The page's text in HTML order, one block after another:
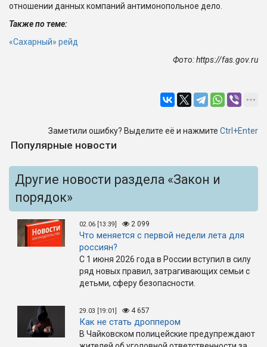
отношении данных компаний антимонопольное дело.
Также по теме:
«Сахарный» рейд
Фото: https://fas.gov.ru
Заметили ошибку? Выделите её и нажмите Ctrl+Enter
Популярные новости
Другие новости раздела «Закон и
порядок»
02.06 [13:39] 2 099
Что меняется с первой недели лета для
россиян?
С 1 июня 2026 года в России вступил в силу
ряд новых правил, затрагивающих семьи с
детьми, сферу безопасности.
29.03 [19:01] 4 657
Как не стать дроппером
В Чайковском полицейские предупреждают